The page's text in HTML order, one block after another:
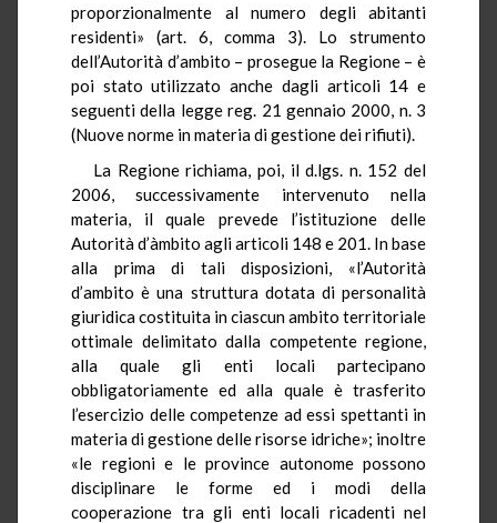
proporzionalmente al numero degli abitanti
residenti» (art. 6, comma 3). Lo strumento
dell’Autorità d’ambito – prosegue la Regione – è
poi stato utilizzato anche dagli articoli 14 e
seguenti della legge reg. 21 gennaio 2000, n. 3
(Nuove norme in materia di gestione dei rifiuti).
La Regione richiama, poi, il d.lgs. n. 152 del
2006, successivamente intervenuto nella
materia, il quale prevede l’istituzione delle
Autorità d’àmbito agli articoli 148 e 201. In base
alla prima di tali disposizioni, «l’Autorità
d’ambito è una struttura dotata di personalità
giuridica costituita in ciascun ambito territoriale
ottimale delimitato dalla competente regione,
alla quale gli enti locali partecipano
obbligatoriamente ed alla quale è trasferito
l’esercizio delle competenze ad essi spettanti in
materia di gestione delle risorse idriche»; inoltre
«le regioni e le province autonome possono
disciplinare le forme ed i modi della
cooperazione tra gli enti locali ricadenti nel